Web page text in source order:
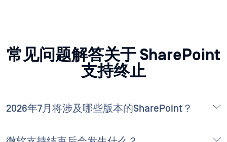
常见问题解答关于 SharePoint
支持终止
2026年7月将涉及哪些版本的SharePoint？